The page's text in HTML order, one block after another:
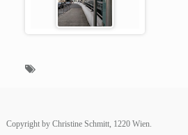
Copyright by Christine Schmitt, 1220 Wien.